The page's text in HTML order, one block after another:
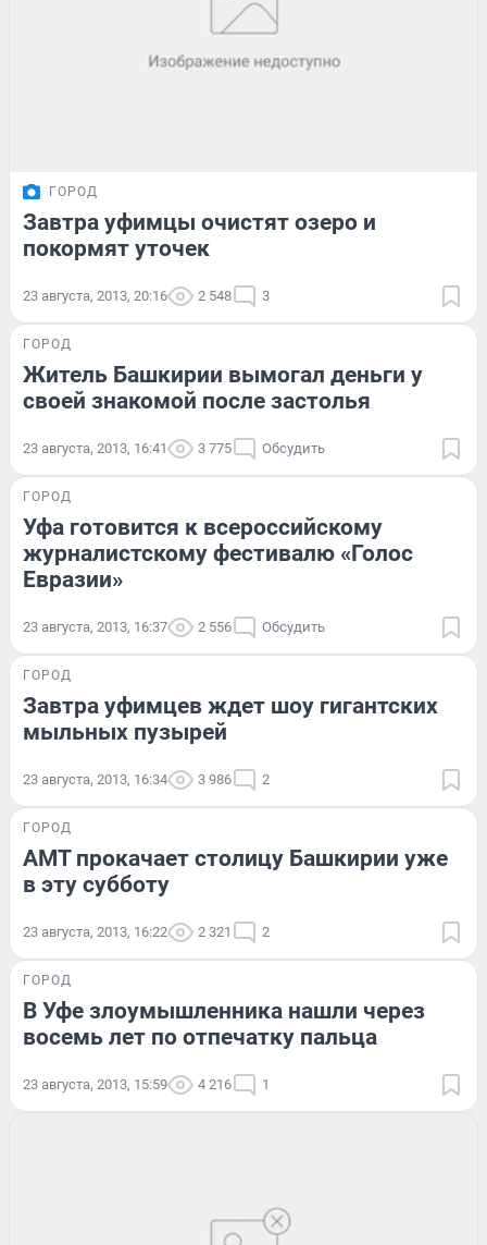
ГОРОД
Завтра уфимцы очистят озеро и
покормят уточек
23 августа, 2013, 20:16 2 548 3
ГОРОД
Житель Башкирии вымогал деньги у
своей знакомой после застолья
23 августа, 2013, 16:41 3 775 Обсудить
ГОРОД
Уфа готовится к всероссийскому
журналистскому фестивалю «Голос
Евразии»
23 августа, 2013, 16:37 2 556 Обсудить
ГОРОД
Завтра уфимцев ждет шоу гигантских
мыльных пузырей
23 августа, 2013, 16:34 3 986 2
ГОРОД
AMT прокачает столицу Башкирии уже
в эту субботу
23 августа, 2013, 16:22 2 321 2
ГОРОД
В Уфе злоумышленника нашли через
восемь лет по отпечатку пальца
23 августа, 2013, 15:59 4 216 1